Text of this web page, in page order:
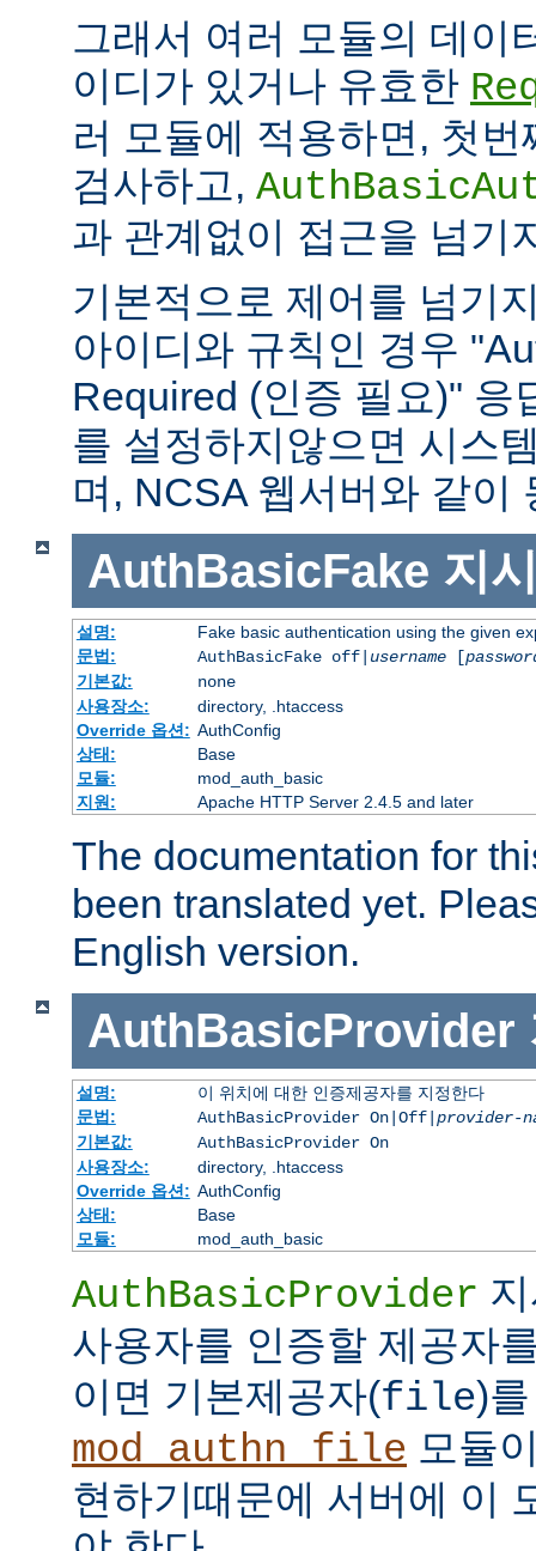
그래서 여러 모듈의 데이
이디가 있거나 유효한
러 모듈에 적용하면, 첫
검사하고,
과 관계없이 접근을 넘기
기본적으로 제어를 넘기
아이디와 규칙인 경우
Required (인증 필요)" 응
를 설정하지않으면 시스
며, NCSA 웹서버와 같이
AuthBasicFake 지
설명:
Fake basic authentication using the given
문법:
AuthBasicFake off| username[
기본값:
none
사용장소:
directory, .htaccess
Override 옵션: AuthConfig
상태:
Base
모듈:
mod_auth_basic
지원:
Apache HTTP Server 2.4.5 and later
The documentation for
been translated yet.
English version.
AuthBasicProvider
설명:
이 위치에 대한 인증제공자를 지정한다
문법:
AuthBasicProvider On|Off| provider-
기본값:
AuthBasicProvider On
사용장소:
directory, .htaccess
Override 옵션: AuthConfig
상태:
Base
모듈:
mod_auth_basic
AuthBasicProvider
사용자를 인증할 제공자
이면 기본제공자(file)
mod_authn_file 모듈
현하기때문에 서버에 이